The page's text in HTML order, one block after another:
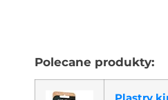
Polecane produkty: